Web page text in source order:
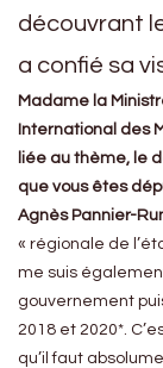
découvrant
a confié sa
Madame la
International des
liée au thème, le
que vous êtes
Agnès Pannier-
« régionale de
me suis
gouvernement
2018 et 2020*.
qu’il faut